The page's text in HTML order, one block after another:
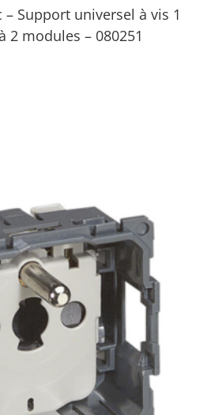
– Support universel à vis 1
2 modules – 080251